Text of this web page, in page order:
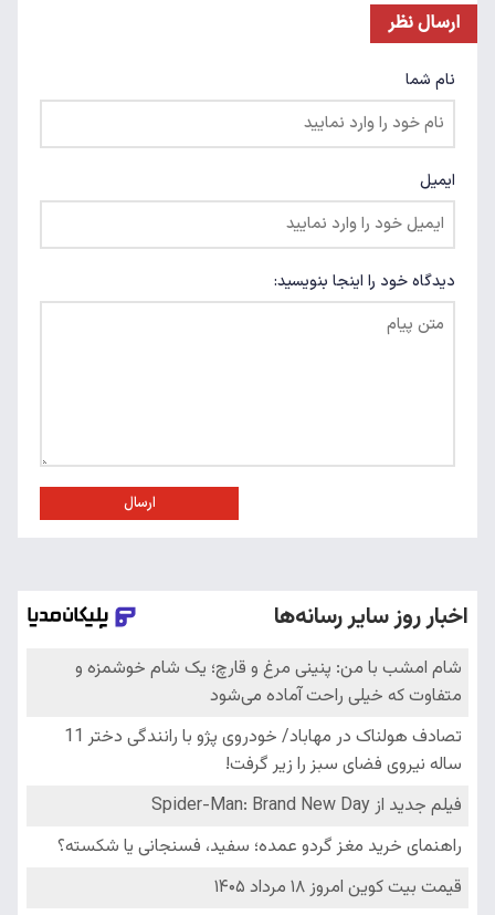
ارسال نظر
نام شما
ایمیل
دیدگاه خود را اینجا بنویسید:
ارسال